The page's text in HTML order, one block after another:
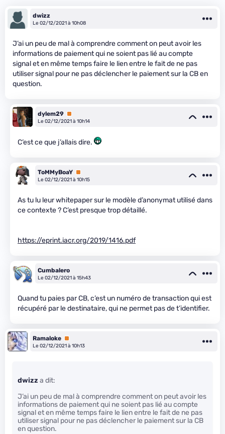
dwizz
Le 02/12/2021 à 10h08
J’ai un peu de mal à comprendre comment on peut avoir les
informations de paiement qui ne soient pas lié au compte
signal et en même temps faire le lien entre le fait de ne pas
utiliser signal pour ne pas déclencher le paiement sur la CB en
question.
dylem29 Premium
Le 02/12/2021 à 10h14
C’est ce que j’allais dire.
ToMMyBoaY Premium
Le 02/12/2021 à 10h15
As tu lu leur whitepaper sur le modèle d’anonymat utilisé dans
ce contexte ? C’est presque trop détaillé.
https://eprint.iacr.org/2019/1416.pdf
Cumbalero
Le 02/12/2021 à 15h43
Quand tu paies par CB, c’est un numéro de transaction qui est
récupéré par le destinataire, qui ne permet pas de t’identifier.
Ramaloke Premium
Le 02/12/2021 à 10h13
dwizz a dit:
J’ai un peu de mal à comprendre comment on peut avoir les
informations de paiement qui ne soient pas lié au compte
signal et en même temps faire le lien entre le fait de ne pas
utiliser signal pour ne pas déclencher le paiement sur la CB
en question.